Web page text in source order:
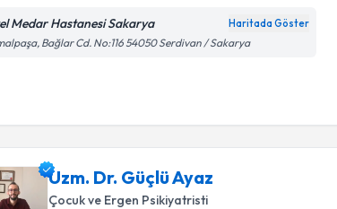
Medar Hastanesi Sakarya Haritada Göster
Bağlar Cd. No:116 54050 Serdivan / Sakarya
Uzm. Dr. Güçlü Ayaz
Çocuk ve Ergen Psikiyatristi